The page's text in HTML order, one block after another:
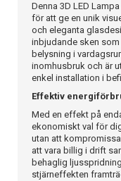
Denna 3D LED
för att ge en unik
och eleganta
inbjudande sken
belysning i
inomhusbruk och är
enkel installation i
Effektiv
Med en effekt på
ekonomiskt val för
utan att
att vara billig i drift
behaglig
stjärneffekten